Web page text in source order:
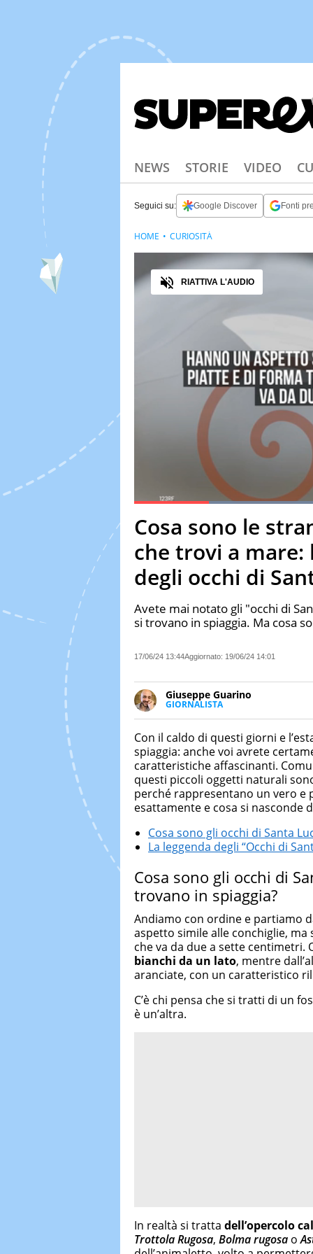
NEWS STORIE VIDEO
Seguici su: Google Discover Fonti
PauseUnmuteCurrent TimeDuration
1:45
Loaded:
Audio
RIATTIVA L'AUDIO
Cosa sono le
che trovi a
degli occhi di
Avete mai notato gli "occhi di
si trovano in spiaggia. Ma cosa
17/06/24 13:44Aggiornato: 19/06/24 14:01
Giuseppe Guarino
GIORNALISTA
Ph(D) in Diritto Comparato e
particolare sulla Storia
numerose testate ed è
HOME CURIOSITÀ
Con il caldo di questi giorni e
spiaggia: anche voi avrete
caratteristiche affascinanti.
questi piccoli oggetti naturali
perché rappresentano un vero
esattamente e cosa si nasconde
Cosa sono gli occhi di Santa
La leggenda degli “Occhi di
Cosa sono gli occhi di
trovano in spiaggia?
Andiamo con ordine e partiamo
aspetto simile alle conchiglie,
che va da due a sette
bianchi da un lato, mentre
aranciate, con un caratteristico
C’è chi pensa che si tratti di un
è un’altra.
In realtà si tratta dell’opercolo
Trottola Rugosa, Bolmarugosa o